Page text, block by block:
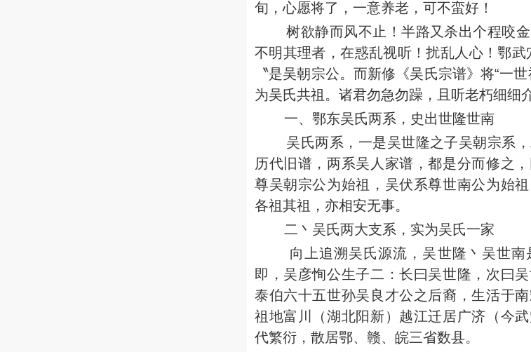
旬，心愿将了，一意养老，可不蛮好！
树欲静而风不止！半路又杀出个程咬
不明其理者，在惑乱视听！扰乱人心！鄂武
〝是吴朝宗公。而新修《吴氏宗谱》将“一
为吴氏共祖。诸君勿急勿躁，且听老朽细细
一、鄂东吴氏两系，史出世隆世南
吴氏两系，一是吴世隆之子吴朝宗系
历代旧谱，两系吴人家谱，都是分而修之
尊吴朝宗公为始祖，吴伏系尊世南公为始
各祖其祖，亦相安无事。
二丶吴氏两大支系，实为吴氏一家
向上追溯吴氏源流，吴世隆丶吴世南
即，吴彦恂公生子二：长曰吴世隆，次曰
泰伯六十五世孙吴良才公之后裔，生活于
祖地富川（湖北阳新）越江迁居广济（今
代繁衍，散居鄂、赣、皖三省数县。